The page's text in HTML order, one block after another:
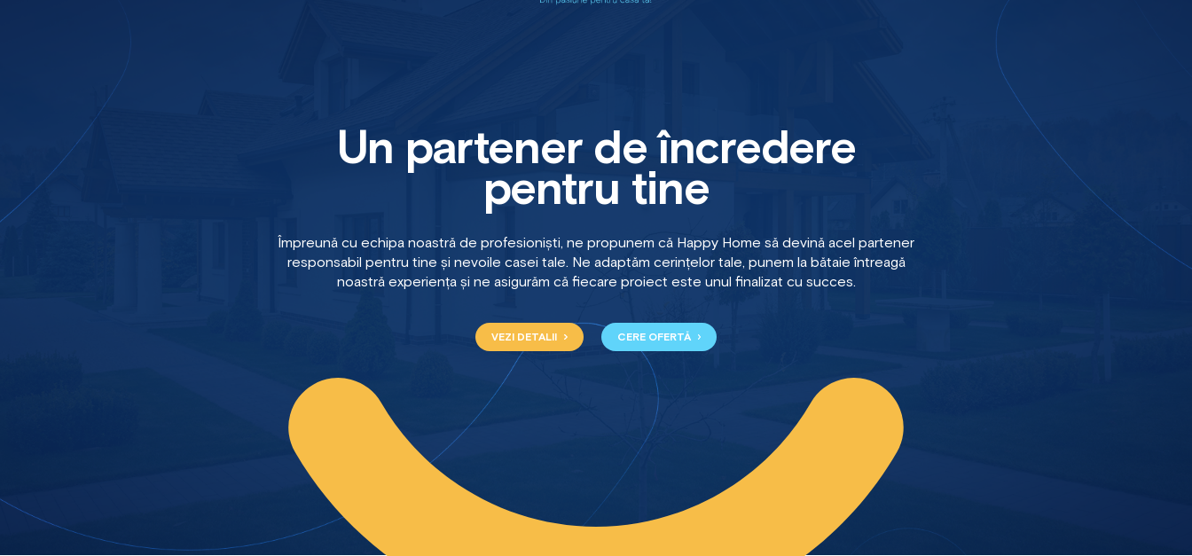
Un partener de încredere
pentru tine
Împreună cu echipa noastră de profesioniști, ne propunem că Happy Home să devină acel partener
responsabil pentru tine și nevoile casei tale. Ne adaptăm cerințelor tale, punem la bătaie întreagă
noastră experiența și ne asigurăm că fiecare proiect este unul finalizat cu succes.
VEZI DETALII CERE OFERTĂ